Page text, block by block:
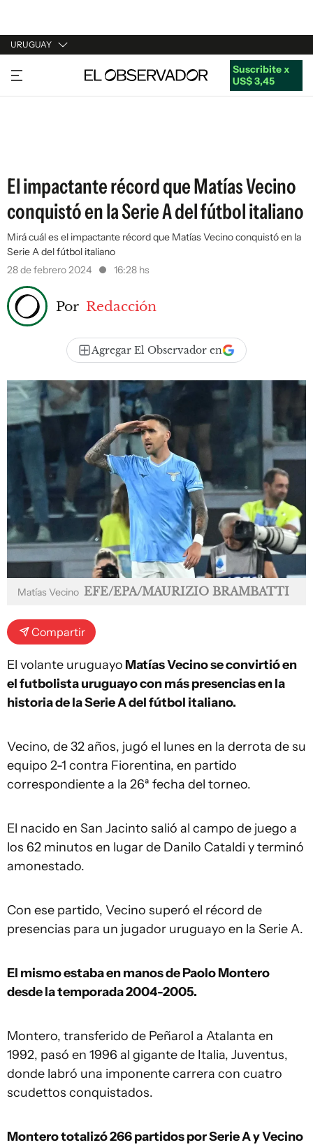
URUGUAY
URUGUAY
ARGENTINA
Suscribite x
US$ 3,45
El impactante récord que Matías Vecino
conquistó en la Serie A del fútbol italiano
Mirá cuál es el impactante récord que Matías Vecino conquistó en la
Serie A del fútbol italiano
28 de febrero 2024
16:28 hs
Por Redacción
Agregar El Observador en
Matías Vecino EFE/EPA/MAURIZIO BRAMBATTI
Compartir
El volante uruguayo Matías Vecino se convirtió en
el futbolista uruguayo con más presencias en la
historia de la Serie A del fútbol italiano.
Vecino, de 32 años, jugó el lunes en la derrota de su
equipo 2-1 contra Fiorentina, en partido
correspondiente a la 26ª fecha del torneo.
El nacido en San Jacinto salió al campo de juego a
los 62 minutos en lugar de Danilo Cataldi y terminó
amonestado.
Con ese partido, Vecino superó el récord de
presencias para un jugador uruguayo en la Serie A.
El mismo estaba en manos de Paolo Montero
desde la temporada 2004-2005.
Montero, transferido de Peñarol a Atalanta en
1992, pasó en 1996 al gigante de Italia, Juventus,
donde labró una imponente carrera con cuatro
scudettos conquistados.
Montero totalizó 266 partidos por Serie A y Vecino